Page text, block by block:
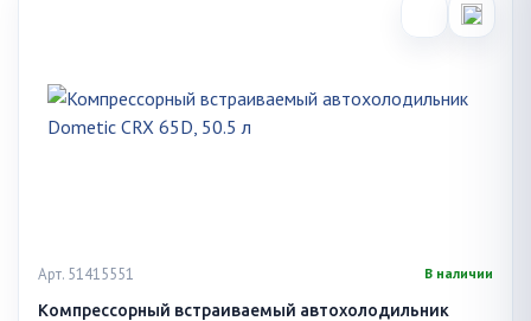
Арт. 51415551 В наличии
Компрессорный встраиваемый автохолодильник